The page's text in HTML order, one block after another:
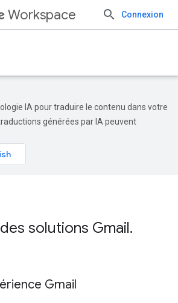
Workspace Connexion
IA pour traduire le contenu dans votre
générées par IA peuvent
solutions Gmail.
Gmail